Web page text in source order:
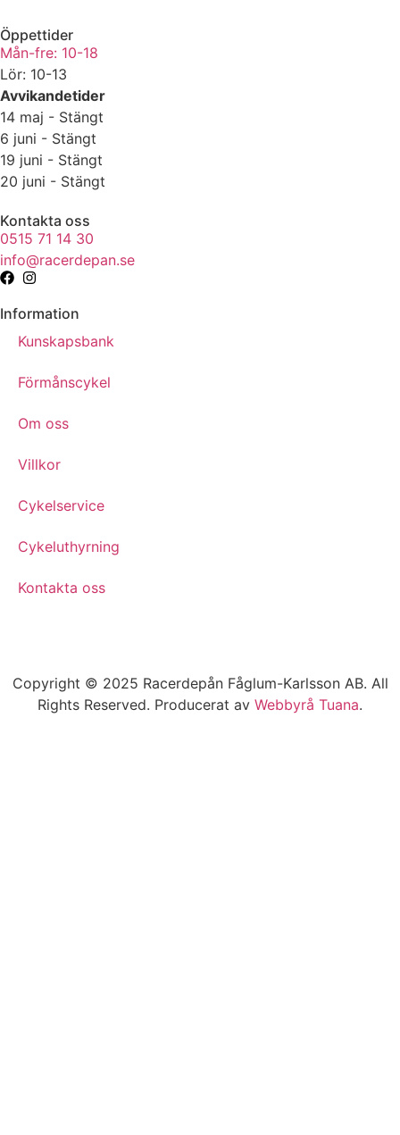
Öppettider
Mån-fre: 10-18
Lör: 10-13
Avvikandetider
14 maj - Stängt
6 juni - Stängt
19 juni - Stängt
20 juni - Stängt
Kontakta oss
0515 71 14 30
info@racerdepan.se
Information
Kunskapsbank
Förmånscykel
Om oss
Villkor
Cykelservice
Cykeluthyrning
Kontakta oss
Copyright © 2025 Racerdepån Fåglum-Karlsson AB. All
Rights Reserved. Producerat av Webbyrå Tuana.​